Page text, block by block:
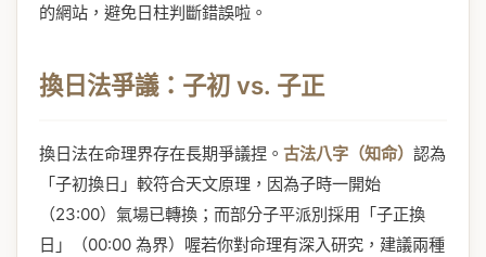
的網站，避免日柱判斷錯誤啦。
換日法爭議：子初 vs. 子正
換日法在命理界存在長期爭議捏。 古法八字（知命） 認為
「子初換日」較符合天文原理，因為子時一開始
（23:00）氣場已轉換；而部分子平派別採用「子正換
日」（00:00 為界）喔若你對命理有深入研究，建議兩種